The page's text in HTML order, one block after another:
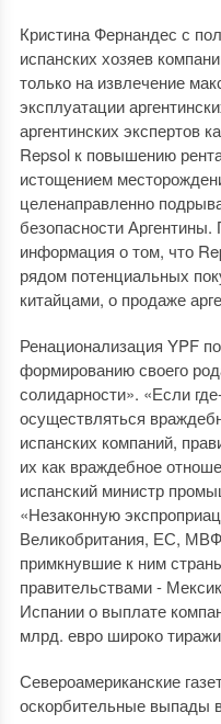
Кристина Фернандес с
испанских хозяев
только на извлечение
эксплуатации
аргентинских экспертов
Repsol к повышению
истощением
целенаправленно
безопасности
информация о том, что
рядом потенциальных
китайцами, о продаже
Ренационализация YPF
формированию своего
солидарности». «Если
осуществляться
испанских компаний,
их как враждебное
испанский министр
«Незаконную
Великобритания, ЕС,
примкнувшие к ним
правительствами -
Испании о выплате
млрд. евро широко
Североамериканские
оскорбительные выпады